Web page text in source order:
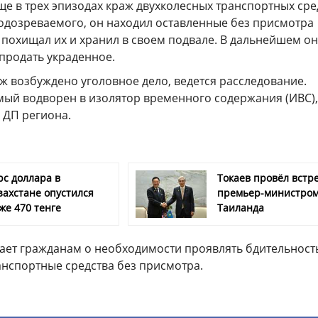
в трех эпизодах краж двухколесных транспортных
он находил оставленные без присмотра
их и хранил в своем подвале. В дальнейшем он
украденное.
возбуждено уголовное дело, ведется расследование.
водворен в изолятор временного содержания
ДП региона.
доллара в
опустился
470 тенге
Токаев провёл
премьер-
Таиланда
гражданам о необходимости проявлять
средства без присмотра.